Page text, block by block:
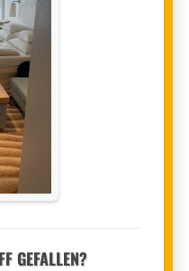
GEFALLEN?